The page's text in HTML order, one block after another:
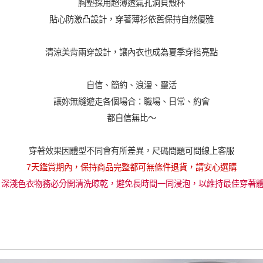
加入購物車
胸墊採用超薄透氣孔洞貝殼杯
貼心防激凸設計，穿著薄衫依舊保持自然優雅
清涼美背兩穿設計，讓內衣也成為夏季穿搭亮點
自信、簡約、浪漫、靈活
讓妳無縫遊走各個場合：職場、日常、約會
都自信無比～
穿著效果因體型不同會有所差異，尺碼問題可問線上客服
7天鑑賞期內，保持商品完整都可無條件退貨，請安心選購
淺色衣物務必分開清洗晾乾，避免長時間一同浸泡，以維持最佳穿著